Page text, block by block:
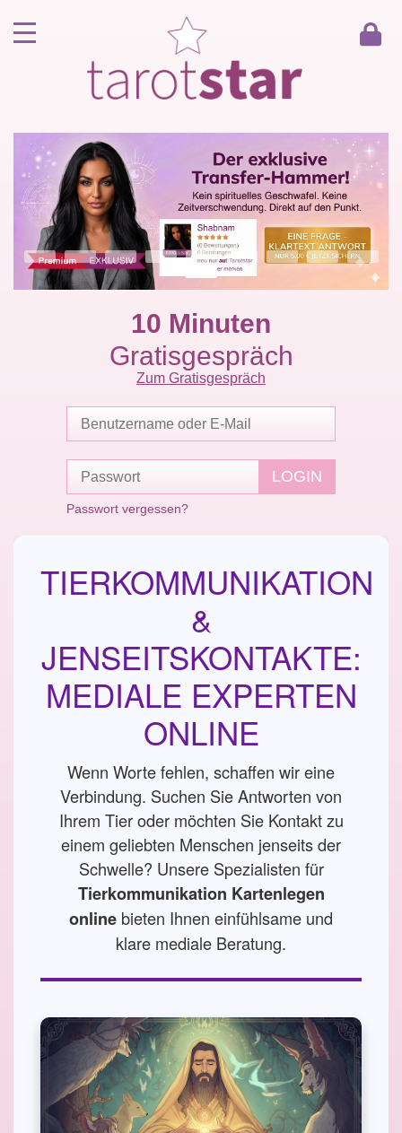
Kunde werden
Berater werden
Kartenlegen Gratisgespräch
Gästebuch
10 Minuten
Gratisgespräch
Zum Gratisgespräch
Passwort vergessen?
TIERKOMMUNIKATION
&
JENSEITSKONTAKTE:
MEDIALE EXPERTEN
ONLINE
Wenn Worte fehlen, schaffen wir eine
Verbindung. Suchen Sie Antworten von
Ihrem Tier oder möchten Sie Kontakt zu
einem geliebten Menschen jenseits der
Schwelle? Unsere Spezialisten für
Tierkommunikation Kartenlegen
online bieten Ihnen einfühlsame und
klare mediale Beratung.